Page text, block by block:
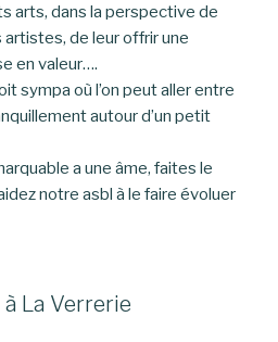
arts, dans la perspective de
de leur offrir une
en valeur….
sympa où l’on peut aller entre
autour d’un petit
a une âme, faites le
notre asbl à le faire évoluer
La Verrerie